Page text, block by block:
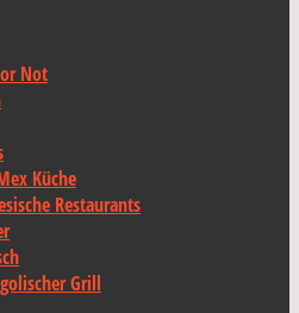
Not
Küche
Restaurants
Grill